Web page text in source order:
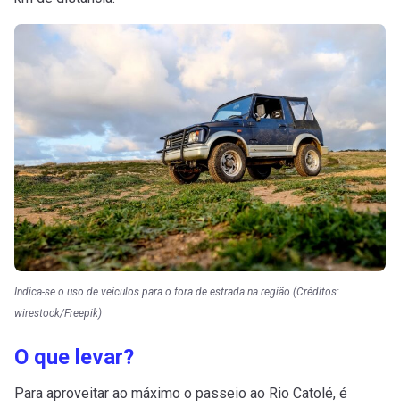
Indica-se o uso de veículos para o fora de estrada na região (Créditos:
wirestock/Freepik)
O que levar?
Para aproveitar ao máximo o passeio ao Rio Catolé, é